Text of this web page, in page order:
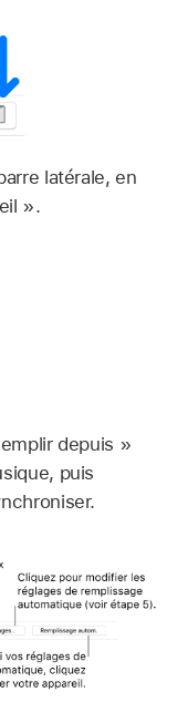
latérale, en
».
depuis »
puis